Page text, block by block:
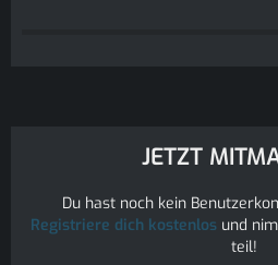
JETZT
Du hast noch kein
Registriere dich kostenlosund
teil!